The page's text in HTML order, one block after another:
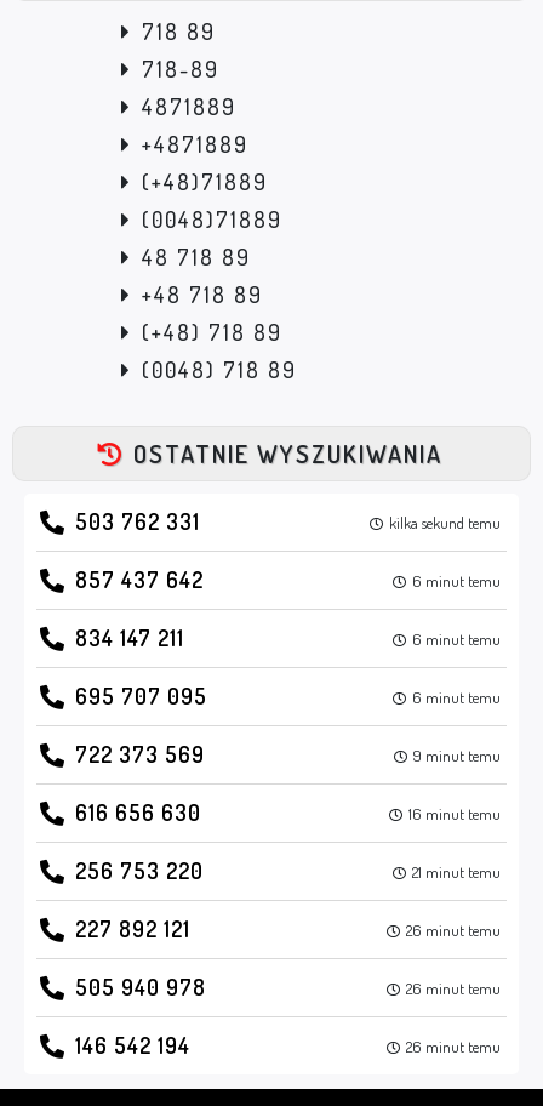
718 89
718-89
4871889
+4871889
(+48)71889
(0048)71889
48 718 89
+48 718 89
(+48) 718 89
(0048) 718 89
OSTATNIE WYSZUKIWANIA
503 762 331 kilka sekund temu
857 437 642 6 minut temu
834 147 211 6 minut temu
695 707 095 6 minut temu
722 373 569 9 minut temu
616 656 630 16 minut temu
256 753 220 21 minut temu
227 892 121 26 minut temu
505 940 978 26 minut temu
146 542 194 26 minut temu